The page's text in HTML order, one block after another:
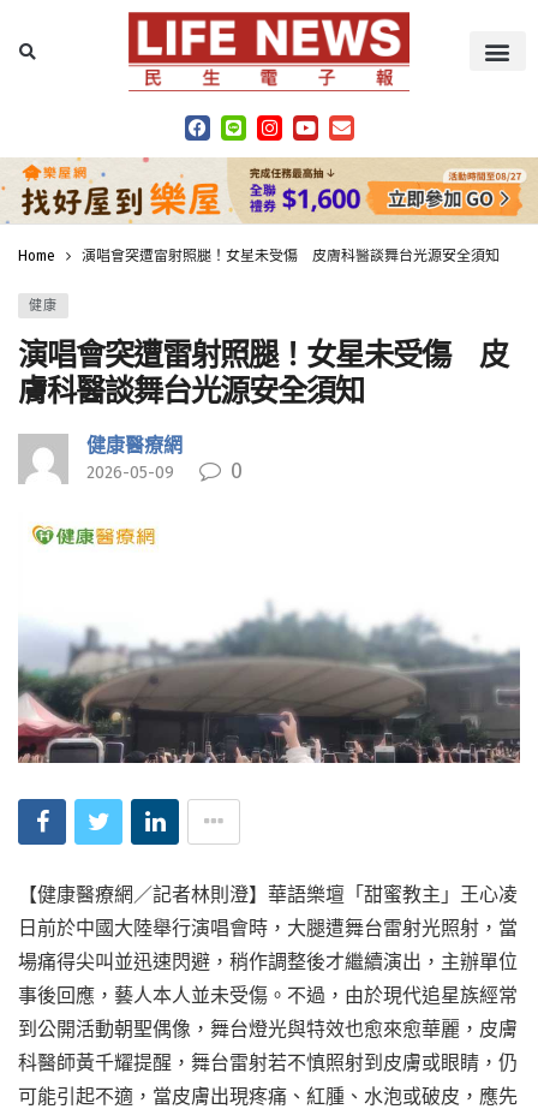
Home 演唱會突遭雷射照腿！女星未受傷 皮膚科醫談舞台光源安全須知
健康
演唱會突遭雷射照腿！女星未受傷 皮
膚科醫談舞台光源安全須知
健康醫療網
2026-05-09 0
【健康醫療網／記者林則澄】華語樂壇「甜蜜教主」王心凌
日前於中國大陸舉行演唱會時，大腿遭舞台雷射光照射，當
場痛得尖叫並迅速閃避，稍作調整後才繼續演出，主辦單位
事後回應，藝人本人並未受傷。不過，由於現代追星族經常
到公開活動朝聖偶像，舞台燈光與特效也愈來愈華麗，皮膚
科醫師黃千耀提醒，舞台雷射若不慎照射到皮膚或眼睛，仍
可能引起不適，當皮膚出現疼痛、紅腫、水泡或破皮，應先